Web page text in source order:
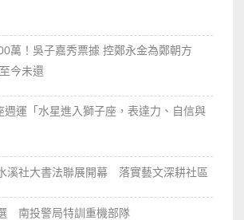
萬！吳子嘉秀票據 控鄭永金為鄭朝方
今未還
運「水星進入獅子座，表達力、自信與
溪社大書法聯展開幕 落實藝文深耕社區
南投警局特訓重機部隊